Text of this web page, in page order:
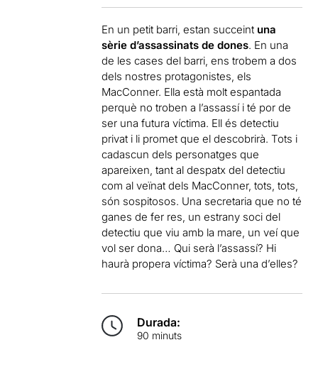
En un petit barri, estan succeint una
sèrie d’assassinats de dones. En una
de les cases del barri, ens trobem a dos
dels nostres protagonistes, els
MacConner. Ella està molt espantada
perquè no troben a l’assassí i té por de
ser una futura víctima. Ell és detectiu
privat i li promet que el descobrirà. Tots i
cadascun dels personatges que
apareixen, tant al despatx del detectiu
com al veïnat dels MacConner, tots, tots,
són sospitosos. Una secretaria que no té
ganes de fer res, un estrany soci del
detectiu que viu amb la mare, un veí que
vol ser dona… Qui serà l’assassí? Hi
haurà propera víctima? Serà una d’elles?
Durada:
90 minuts